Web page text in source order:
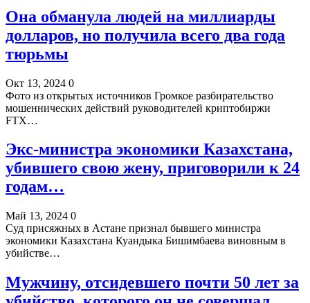
Она обманула людей на миллиарды
долларов, но получила всего два года
тюрьмы
Окт 13, 2024 0
Фото из открытых источников Громкое разбирательство
мошеннических действий руководителей криптобиржи
FTX…
Экс-министра экономики Казахстана,
убившего свою жену, приговорили к 24
годам…
Май 13, 2024 0
Суд присяжных в Астане признал бывшего министра
экономики Казахстана Куандыка Бишимбаева виновным в
убийстве…
Мужчину, отсидевшего почти 50 лет за